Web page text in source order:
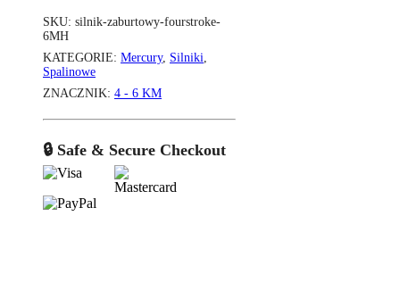
SKU: silnik-zaburtowy-fourstroke-
6MH
KATEGORIE: Mercury, Silniki
Spalinowe
ZNACZNIK: 4 - 6 KM
🔒 Safe & Secure Checkout